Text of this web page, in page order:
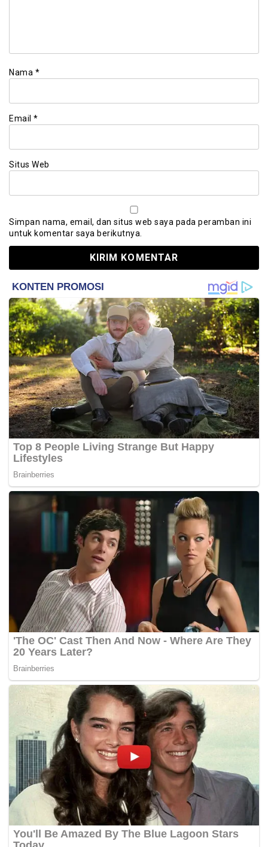
Nama *
Email *
Situs Web
Simpan nama, email, dan situs web saya pada peramban ini
untuk komentar saya berikutnya.